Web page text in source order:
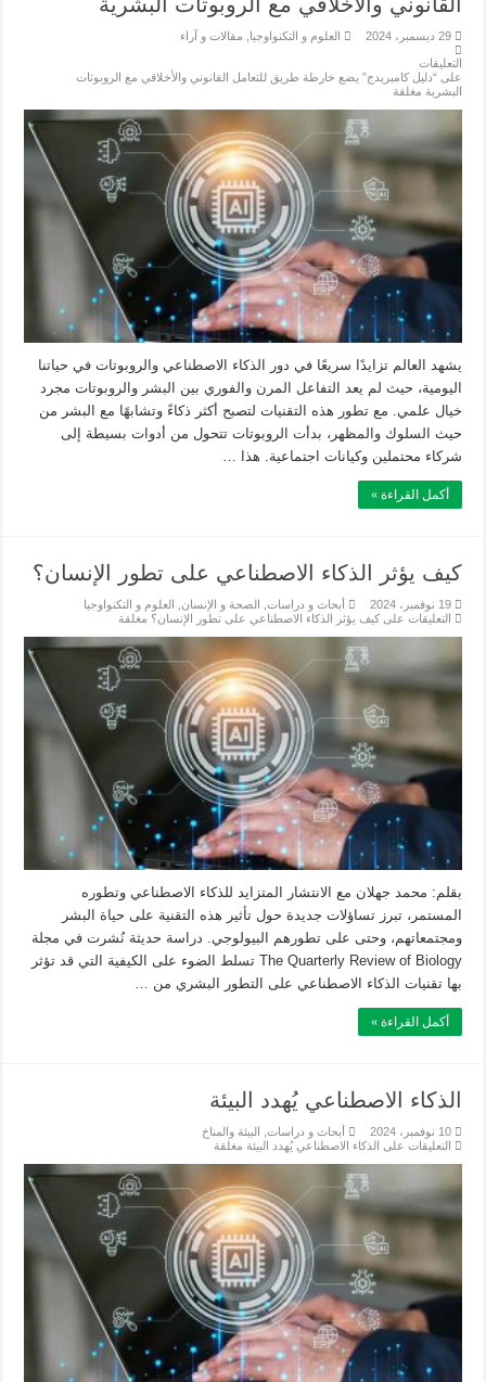
29 ديسمبر، 2024 العلوم و التكنواوجيا مقالات و آراء
التعليقات
على “دليل كامبريدج” يضع خارطة طريق للتعامل القانوني والأخلاقي مع الروبوتات
البشرية مغلقة
يشهد العالم تزايدًا سريعًا في دور الذكاء الاصطناعي والروبوتات في حياتنا
اليومية، حيث لم يعد التفاعل المرن والفوري بين البشر والروبوتات مجرد
خيال علمي. مع تطور هذه التقنيات لتصبح أكثر ذكاءً وتشابهًا مع البشر من
حيث السلوك والمظهر، بدأت الروبوتات تتحول من أدوات بسيطة إلى
شركاء محتملين وكيانات اجتماعية. هذا …
أكمل القراءة »
كيف يؤثر الذكاء الاصطناعي على تطور الإنسان؟
19 نوفمبر، 2024 أبحاث و دراسات الصحة و الإنسان
العلوم و التكنواوجيا
التعليقات على كيف يؤثر الذكاء الاصطناعي على تطور الإنسان؟ مغلقة
بقلم: محمد جهلان مع الانتشار المتزايد للذكاء الاصطناعي وتطوره
المستمر، تبرز تساؤلات جديدة حول تأثير هذه التقنية على حياة البشر
ومجتمعاتهم، وحتى على تطورهم البيولوجي. دراسة حديثة نُشرت في مجلة
The Quarterly Review of Biology تسلط الضوء على الكيفية التي قد تؤثر
بها تقنيات الذكاء الاصطناعي على التطور البشري من …
أكمل القراءة »
الذكاء الاصطناعي يُهدد البيئة
10 نوفمبر، 2024 أبحاث و دراسات البيئة والمناخ
التعليقات على الذكاء الاصطناعي يُهدد البيئة مغلقة